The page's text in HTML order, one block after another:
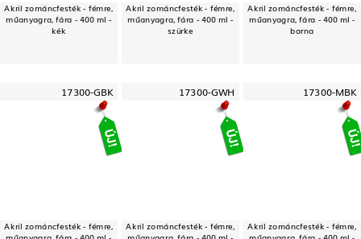
Akril zománcfesték - fémre,
műanyagra, fára - 400 ml -
kék
Akril zománcfesték - fémre,
műanyagra, fára - 400 ml -
szürke
Akril zománcfesték - fémre,
műanyagra, fára - 400 ml -
barna
17300-GBK
Akril zománcfesték - fémre,
17300-GWH
Akril zománcfesték - fémre,
17300-MBK
Akril zománcfesték - fémre,